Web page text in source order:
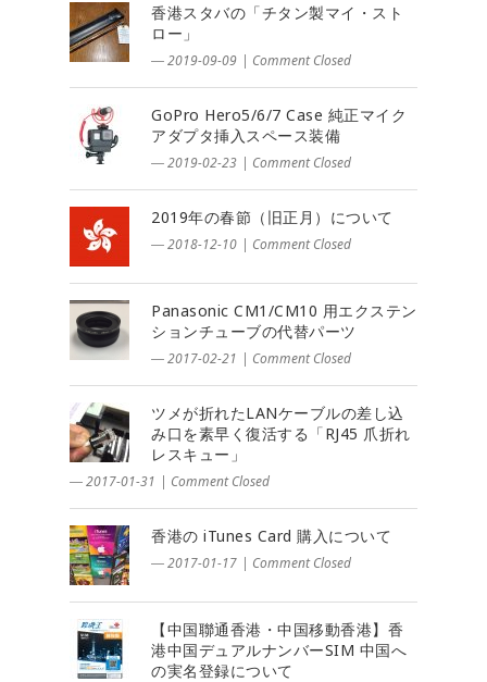
香港スタバの「チタン製マイ・スト
ロー」
― 2019-09-09 | Comment Closed
GoPro Hero5/6/7 Case 純正マイク
アダプタ挿入スペース装備
― 2019-02-23 | Comment Closed
2019年の春節（旧正月）について
― 2018-12-10 | Comment Closed
Panasonic CM1/CM10 用エクステン
ションチューブの代替パーツ
― 2017-02-21 | Comment Closed
ツメが折れたLANケーブルの差し込
み口を素早く復活する「RJ45 爪折れ
レスキュー」
― 2017-01-31 | Comment Closed
香港の iTunes Card 購入について
― 2017-01-17 | Comment Closed
【中国聯通香港・中国移動香港】香
港中国デュアルナンバーSIM 中国へ
の実名登録について